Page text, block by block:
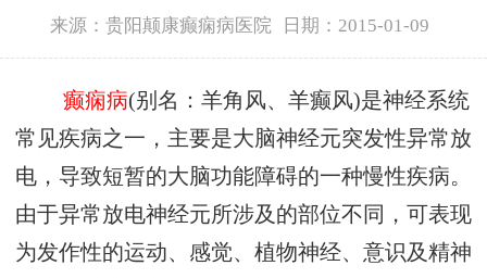
来源：贵阳颠康癫痫病医院 日期：2015-01-09
癫痫病(别名：羊角风、羊癫风)是神经系统
常见疾病之一，主要是大脑神经元突发性异常放
电，导致短暂的大脑功能障碍的一种慢性疾病。
由于异常放电神经元所涉及的部位不同，可表现
为发作性的运动、感觉、植物神经、意识及精神